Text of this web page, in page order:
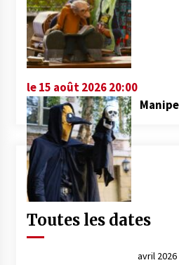
le 15 août 2026 20:00
Toutes les dates
avril 2026